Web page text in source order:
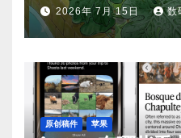
2026年 7月 15日 数
原创稿件 苹果